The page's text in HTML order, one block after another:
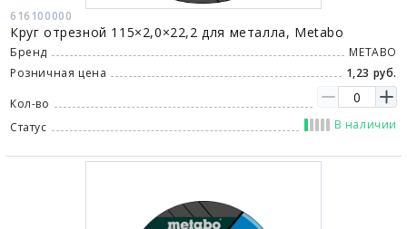
616100000
Круг отрезной 115×2,0×22,2 для металла, Metabo
Бренд
METABO
Розничная цена
1,23 руб.
Кол-во
Статус
В наличии